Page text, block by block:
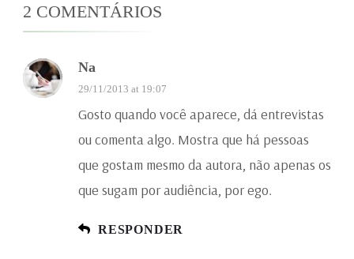
2 COMENTÁRIOS
Na
29/11/2013 at 19:07
Gosto quando você aparece, dá entrevistas
ou comenta algo. Mostra que há pessoas
que gostam mesmo da autora, não apenas os
que sugam por audiência, por ego.
RESPONDER